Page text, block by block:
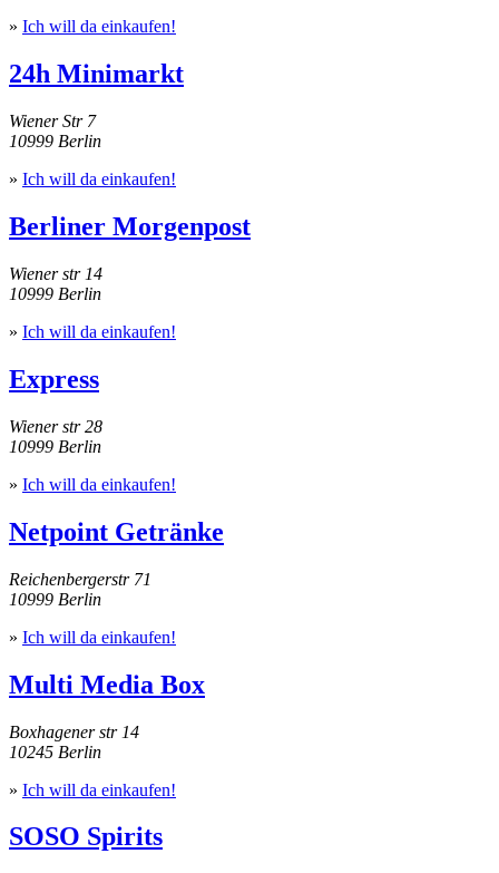
» Ich will da einkaufen!
24h Minimarkt
Wiener Str 7
10999 Berlin
» Ich will da einkaufen!
Berliner Morgenpost
Wiener str 14
10999 Berlin
» Ich will da einkaufen!
Express
Wiener str 28
10999 Berlin
» Ich will da einkaufen!
Netpoint Getränke
Reichenbergerstr 71
10999 Berlin
» Ich will da einkaufen!
Multi Media Box
Boxhagener str 14
10245 Berlin
» Ich will da einkaufen!
SOSO Spirits